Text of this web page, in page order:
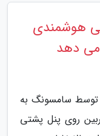
هوشمندی
سامسونگ به
گوشی عجیبی را با 6 دوربین روی پنل پشتی